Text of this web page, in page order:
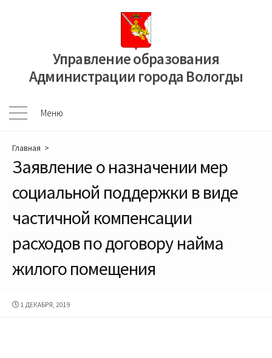
Управление образования
Администрации города Вологды
Меню
Меню
Главная >
Заявление о назначении мер
социальной поддержки в виде
частичной компенсации
расходов по договору найма
жилого помещения
ДАТА
1 ДЕКАБРЯ, 2019